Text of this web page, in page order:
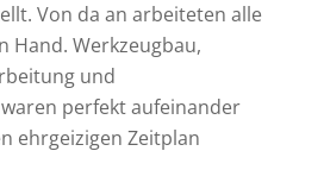
Von da an arbeiteten alle
Hand. Werkzeugbau,
und
perfekt aufeinander
ehrgeizigen Zeitplan